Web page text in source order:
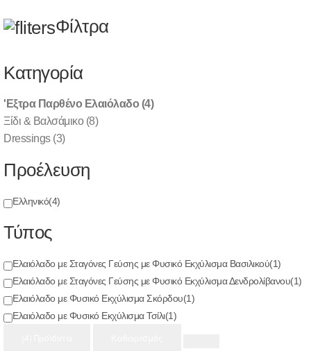
ΑΡΧΙΚΗ ΠΡΟΪΟΝΤΑ ΕΛΙΑΣ & ΛΑΔΙ
Ελαιόλαδο με Φυσικό
Εκχύλισμα Τσίλι
Φίλτρα
Κατηγορία
'Εξτρα Παρθένο Ελαιόλαδο (4)
Ξίδι & Βαλσάμικο(8)
Dressings(3)
Προέλευση
Ελληνικό(4)
Τύπος
Ελαιόλαδο με Σταγόνες Γεύσης με Φυσικό Εκχύλισμα Βασιλικού(1)
Ελαιόλαδο με Σταγόνες Γεύσης με Φυσικό Εκχύλισμα Δενδρολίβανου(1)
Ελαιόλαδο με Φυσικό Εκχύλισμα Σκόρδου(1)
Ελαιόλαδο με Φυσικό Εκχύλισμα Τσίλι(1)